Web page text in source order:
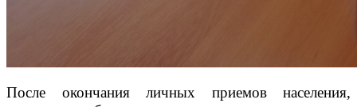
После окончания личных приемов населения,